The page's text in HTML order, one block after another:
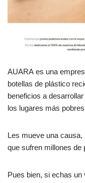
AUARA es una
botellas de plástico
beneficios a
los lugares más
Les mueve una causa,
que sufren millones de
Pues bien, si echas